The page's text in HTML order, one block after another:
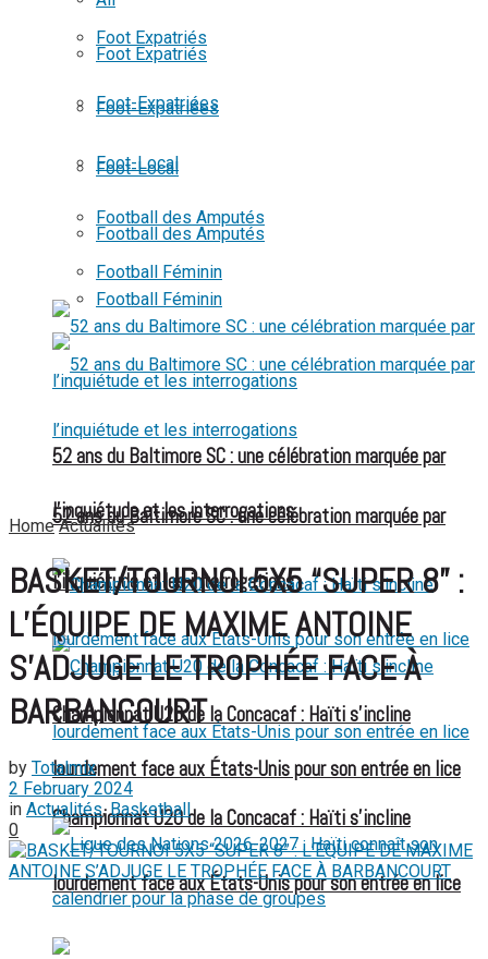
Foot Expatriés
Foot-Expatriées
Foot-Local
Football des Amputés
Football Féminin
52 ans du Baltimore SC : une célébration marquée par
l’inquiétude et les interrogations
Championnat U20 de la Concacaf : Haïti s’incline
lourdement face aux États-Unis pour son entrée en lice
Foot Expatriés
Foot-Expatriées
Foot-Local
Football des Amputés
Football Féminin
52 ans du Baltimore SC : une célébration marquée par
l’inquiétude et les interrogations
Championnat U20 de la Concacaf : Haïti s’incline
lourdement face aux États-Unis pour son entrée en lice
Home Actualités
BASKET/TOURNOI 5X5 “SUPER 8” :
L’ÉQUIPE DE MAXIME ANTOINE
S’ADJUGE LE TROPHÉE FACE À
BARBANCOURT
by Totalmix
2 February 2024
in Actualités,Basketball
0